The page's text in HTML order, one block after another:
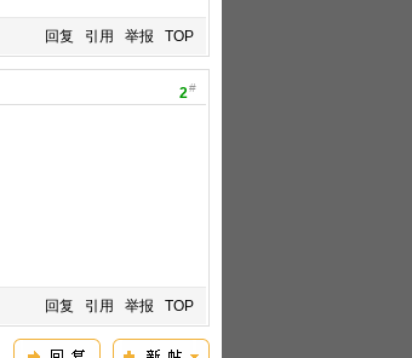
回复 引用 举报 TOP
2#
回复 引用 举报 TOP